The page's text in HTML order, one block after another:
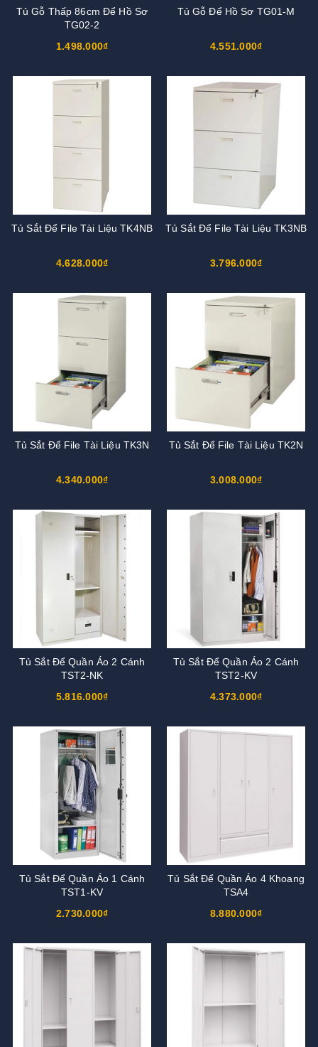
Tủ Gỗ Thấp 86cm Để Hồ Sơ
TG02-2
1.498.000₫
Tủ Gỗ Để Hồ Sơ TG01-M
4.551.000₫
Tủ Sắt Để File Tài Liệu TK4NB
4.628.000₫
Tủ Sắt Để File Tài Liệu TK3NB
3.796.000₫
Tủ Sắt Để File Tài Liệu TK3N
4.340.000₫
Tủ Sắt Để File Tài Liệu TK2N
3.008.000₫
Tủ Sắt Để Quần Áo 2 Cánh
TST2-NK
5.816.000₫
Tủ Sắt Để Quần Áo 2 Cánh
TST2-KV
4.373.000₫
Tủ Sắt Để Quần Áo 1 Cánh
TST1-KV
2.730.000₫
Tủ Sắt Để Quần Áo 4 Khoang
TSA4
8.880.000₫